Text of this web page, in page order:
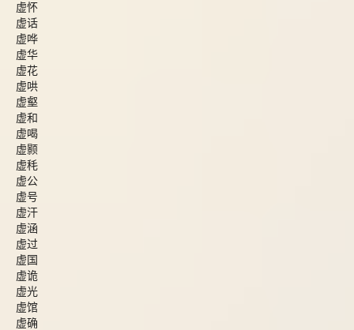
虚怀
虚话
虚哗
虚华
虚花
虚哄
虚壑
虚和
虚喝
虚颢
虚秏
虚公
虚号
虚汗
虚涵
虚过
虚国
虚诡
虚光
虚馆
虚确